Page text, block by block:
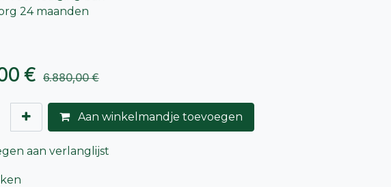
24 maanden
€ 6.880,00€
Aan winkelmandje toevoegen
aan verlanglijst